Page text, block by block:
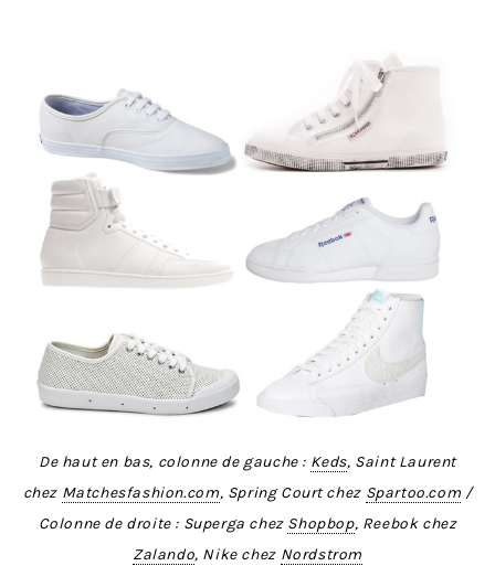
De haut en bas, colonne de gauche : Keds, Saint Laurent
chez Matchesfashion.com, Spring Court chez Spartoo.com /
Colonne de droite : Superga chez Shopbop, Reebok chez
Zalando, Nike chez Nordstrom